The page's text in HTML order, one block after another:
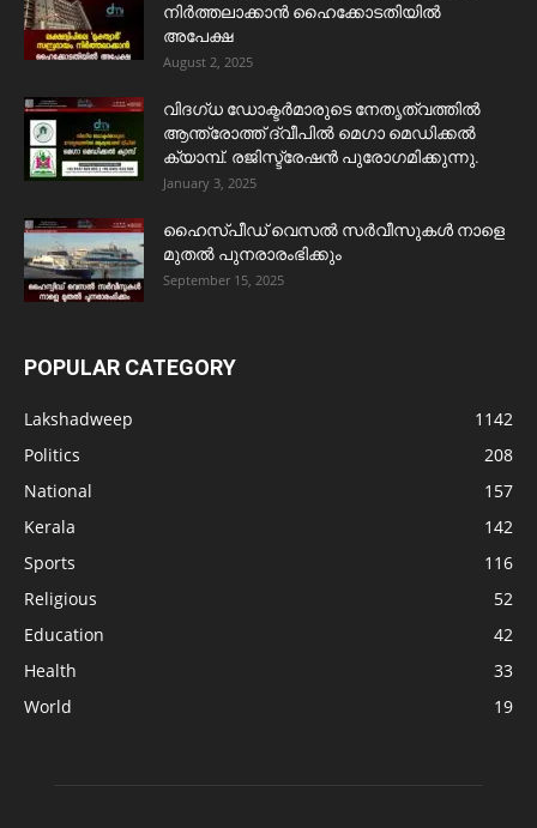
നിർത്തലാക്കാൻ ഹൈക്കോടതിയിൽ
അപേക്ഷ
August 2, 2025
വിദഗ്ധ ഡോക്ടർമാരുടെ നേതൃത്വത്തിൽ
ആന്ത്രോത്ത് ദ്വീപിൽ മെഗാ മെഡിക്കൽ
ക്യാമ്പ്. രജിസ്ട്രേഷൻ പുരോഗമിക്കുന്നു.
January 3, 2025
ഹൈസ്പീഡ് വെസൽ സർവീസുകൾ നാളെ
മുതൽ പുനരാരംഭിക്കും
September 15, 2025
POPULAR CATEGORY
Lakshadweep
1142
Politics
208
National
157
Kerala
142
Sports
116
Religious
52
Education
42
Health
33
World
19